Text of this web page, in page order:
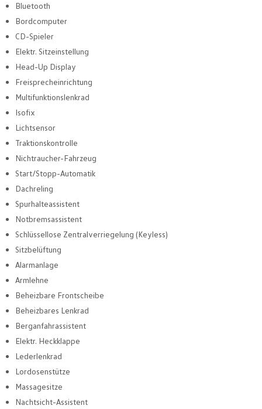
Bluetooth
Bordcomputer
CD-Spieler
Elektr. Sitzeinstellung
Head-Up Display
Freisprecheinrichtung
Multifunktionslenkrad
Isofix
Lichtsensor
Traktionskontrolle
Nichtraucher-Fahrzeug
Start/Stopp-Automatik
Dachreling
Spurhalteassistent
Notbremsassistent
Schlüssellose Zentralverriegelung (Keyless)
Sitzbelüftung
Alarmanlage
Armlehne
Beheizbare Frontscheibe
Beheizbares Lenkrad
Berganfahrassistent
Elektr. Heckklappe
Lederlenkrad
Lordosenstütze
Massagesitze
Nachtsicht-Assistent